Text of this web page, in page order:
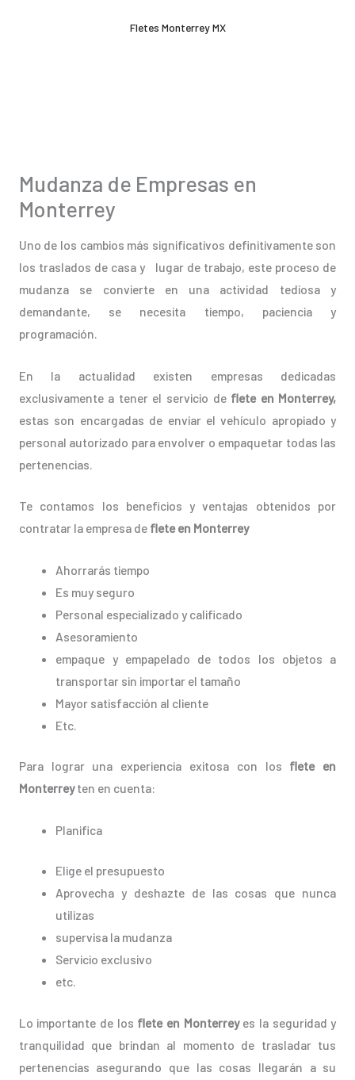
Fletes Monterrey MX
Mudanza de Empresas en
Monterrey
Uno de los cambios más significativos definitivamente son
los traslados de casa y lugar de trabajo, este proceso de
mudanza se convierte en una actividad tediosa y
demandante, se necesita tiempo, paciencia y
programación.
En la actualidad existen empresas dedicadas
exclusivamente a tener el servicio deflete en Monterrey,
estas son encargadas de enviar el vehículo apropiado y
personal autorizado para envolver o empaquetar todas las
pertenencias.
Te contamos los beneficios y ventajas obtenidos por
contratar la empresa de flete en Monterrey
Ahorrarás tiempo
Es muy seguro
Personal especializado y calificado
Asesoramiento
empaque y empapelado de todos los objetos a
transportar sin importar el tamaño
Mayor satisfacción al cliente
Etc.
Para lograr una experiencia exitosa con los flete en
Monterreyten en cuenta:
Planifica
Elige el presupuesto
Aprovecha y deshazte de las cosas que nunca
utilizas
supervisa la mudanza
Servicio exclusivo
etc.
Lo importante de los flete en Monterreyes la seguridad y
tranquilidad que brindan al momento de trasladar tus
pertenencias asegurando que las cosas llegarán a su